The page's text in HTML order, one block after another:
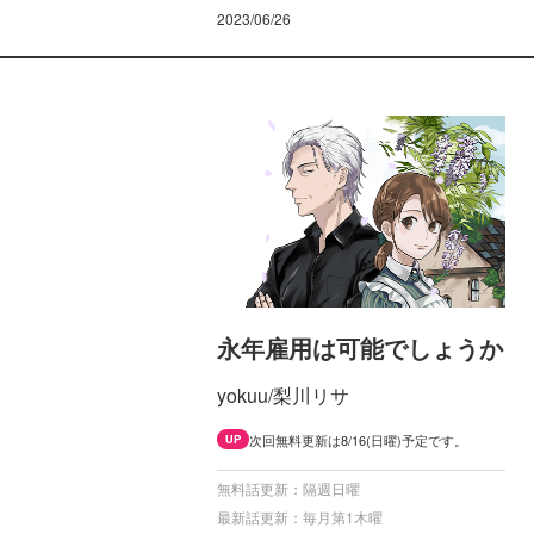
2023/06/26
永年雇用は可能でしょうか
yokuu/梨川リサ
UP 次回無料更新は8/16(日曜)予定です。
無料話更新：隔週日曜
最新話更新：毎月第1木曜